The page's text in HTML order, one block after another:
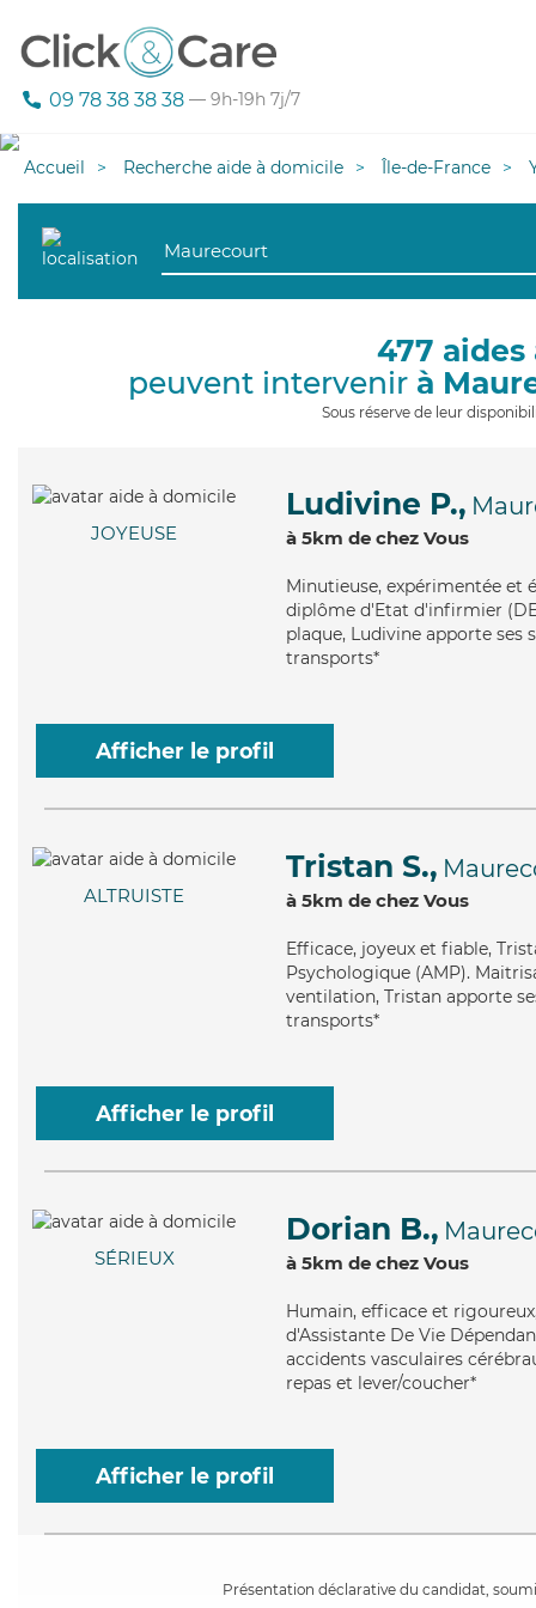
09 78 38 38 38 — 9h-19h 7j/7
Accueil Recherche aide à domicile Île-de-France
477
peuvent intervenir à
Sous réserve de leur
JOYEUSE
Ludivine P.,
à 5km de chez Vous
Minutieuse, expérimentée et
diplôme d'Etat d'infirmier
plaque, Ludivine apporte ses
transports*
Afficher le profil
ALTRUISTE
Tristan S.,
à 5km de chez Vous
Efficace, joyeux et fiable,
Psychologique (AMP).
ventilation, Tristan apporte
transports*
Afficher le profil
SÉRIEUX
Dorian B.,
à 5km de chez Vous
Humain, efficace et
d'Assistante De Vie
accidents vasculaires
repas et lever/coucher*
Afficher le profil
Présentation déclarative du candidat,